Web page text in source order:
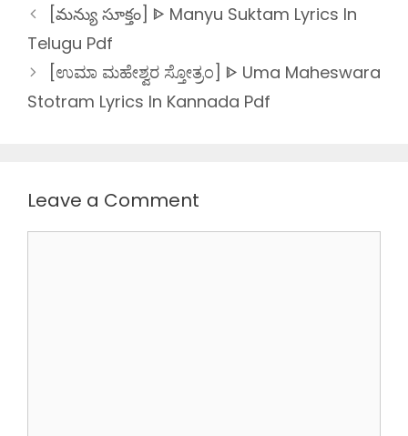
[మన్యు సూక్తం] ᐈ Manyu Suktam Lyrics In
Telugu Pdf
[ಉಮಾ ಮಹೇಶ್ವರ ಸ್ತೋತ್ರಂ] ᐈ Uma Maheswara
Stotram Lyrics In Kannada Pdf
Leave a Comment